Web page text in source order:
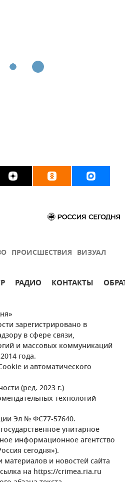
ПРОИСШЕСТВИЯ ВИЗУАЛ
РАДИО КОНТАКТЫ
зарегистрировано в
в сфере связи,
и массовых коммуникаций
года.
и автоматического
(ред. 2023 г.)
технологий
Эл № ФС77-57640.
унитарное
информационное агентство
сегодня»).
и новостей сайта
на https://crimea.ria.ru